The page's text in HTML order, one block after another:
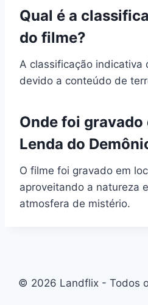
Qual é a
do filme?
A classificação indicativa
devido a conteúdo de
Onde foi gravado
Lenda do
O filme foi gravado em
aproveitando a natureza
atmosfera de mistério.
© 2026 Landflix - Todos